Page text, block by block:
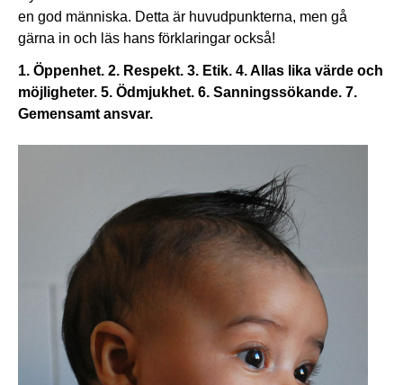
en god människa. Detta är huvudpunkterna, men gå
gärna in och läs hans förklaringar också!
1. Öppenhet. 2. Respekt. 3. Etik. 4. Allas lika värde och
möjligheter. 5. Ödmjukhet. 6. Sanningssökande. 7.
Gemensamt ansvar.